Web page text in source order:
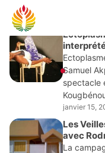
JANVIER 15,
Samuel
spectacle
janvier 15,
Les
avec
La